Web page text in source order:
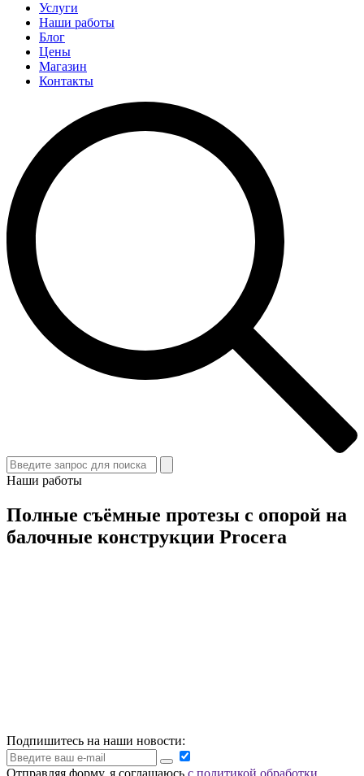
Услуги
Наши работы
Блог
Цены
Магазин
Контакты
Наши работы
Полные съёмные протезы c опорой на
балочные конструкции Procera
Подпишитесь на наши новости:
Отправляя форму, я соглашаюсь с политикой обработки